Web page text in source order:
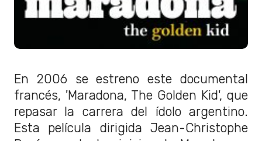
En 2006 se estreno este documental
francés, 'Maradona, The Golden Kid', que
repasar la carrera del ídolo argentino.
Esta película dirigida Jean-Christophe